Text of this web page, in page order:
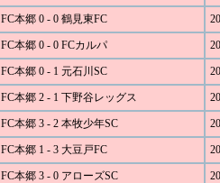
FC本郷 0 - 0 鶴見東FC
FC本郷 0 - 0 FCカルパ
FC本郷 0 - 1 元石川SC
FC本郷 2 - 1 下野谷レッグス
FC本郷 3 - 2 本牧少年SC
FC本郷 1 - 3 大豆戸FC
FC本郷 3 - 0 アローズSC